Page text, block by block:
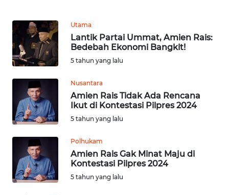
Utama
Lantik Partai Ummat, Amien Rais:
Bedebah Ekonomi Bangkit!
5 tahun yang lalu
Nusantara
Amien Rais Tidak Ada Rencana
Ikut di Kontestasi Pilpres 2024
5 tahun yang lalu
Polhukam
Amien Rais Gak Minat Maju di
Kontestasi Pilpres 2024
5 tahun yang lalu
WN
KALBAR
WN
WN
KALTARA
WN
KALSEL
WN
KALTIM